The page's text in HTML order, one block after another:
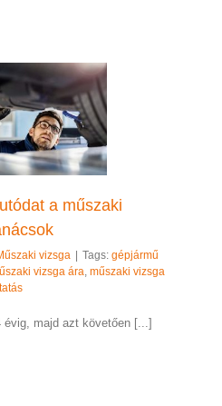
a műszaki
vizsga Tags: gépjármű
vizsga ára, műszaki vizsga
majd azt követően [...]